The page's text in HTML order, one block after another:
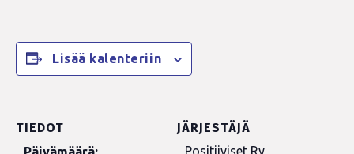
Lisää kalenteriin
TIEDOT JÄRJESTÄJÄ
Positiiviset Ry